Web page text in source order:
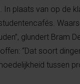
plaats van op de
glundert Bram
“Dat soort
tussen